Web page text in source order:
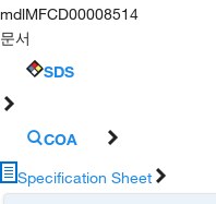
mdlMFCD00008514
문서
SDS
COA
Specification Sheet